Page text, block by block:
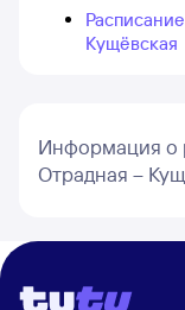
Кущёвская
Информация о
Отрадная –